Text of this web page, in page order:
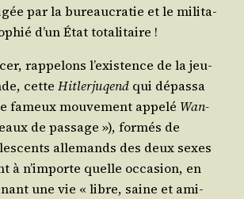
par la bureau­cra­tie et le mili­ta­
d’un État totalitaire !
rap­pe­lons l’exis­tence de la jeu­
cette Hit­ler­ju­qend qui dépas­sa
fameux mou­ve­ment appe­lé Wan­
de pas­sage »), for­més de
alle­mands des deux sexes
à n’im­porte quelle occa­sion, en
une vie « libre, saine et ami­